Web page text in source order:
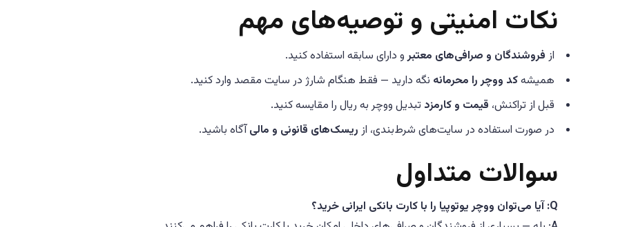
نکات امنیتی و توصیه‌های مهم
از فروشندگان و صرافی‌های معتبرو دارای سابقه استفاده کنید.
همیشهکد ووچر را محرمانه نگه دارید — فقط هنگام شارژ در سایت مقصد وارد کنید.
قبل از تراکنش، قیمت و کارمزد تبدیل ووچر به ریال را مقایسه کنید.
در صورت استفاده در سایت‌های شرط‌بندی، از ریسک‌های قانونی و مالیآگاه باشید.
سوالات متداول
Q: آیا می‌توان ووچر یوتوپیا را با کارت بانکی ایرانی خرید؟